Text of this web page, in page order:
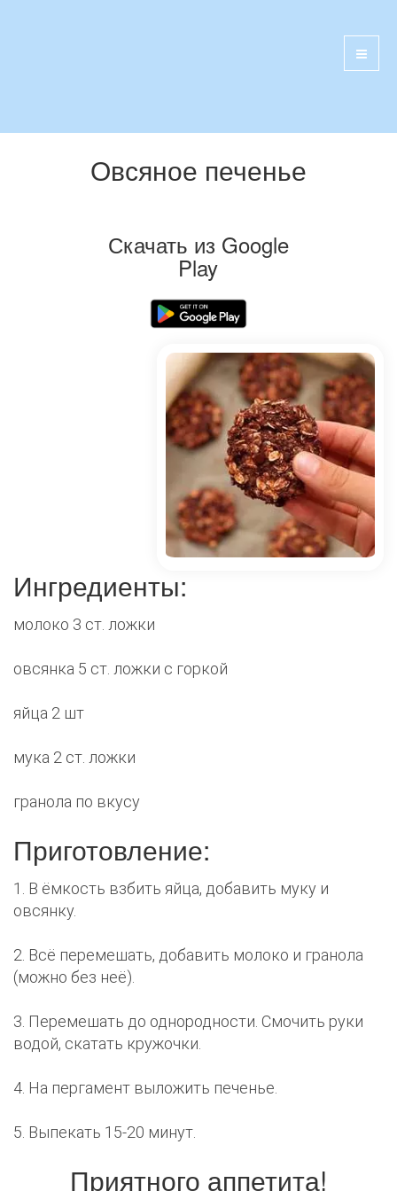
Овсяное печенье
Скачать из Google
Play
Ингредиенты:
молоко 3 ст. ложки
овсянка 5 ст. ложки с горкой
яйца 2 шт
мука 2 ст. ложки
гранола по вкусу
Приготовление:
1. В ёмкость взбить яйца, добавить муку и
овсянку.
2. Всё перемешать, добавить молоко и гранола
(можно без неё).
3. Перемешать до однородности. Смочить руки
водой, скатать кружочки.
4. На пергамент выложить печенье.
5. Выпекать 15-20 минут.
Приятного аппетита!